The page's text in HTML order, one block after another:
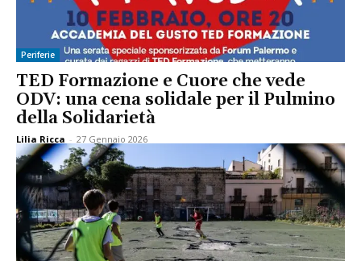
Periferie
TED Formazione e Cuore che vede
ODV: una cena solidale per il Pulmino
della Solidarietà
Lilia Ricca - 27 Gennaio 2026